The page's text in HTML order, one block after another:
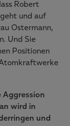
Robert
und auf
Ostermann,
Und Sie
Positionen
Aggression
wird in
und